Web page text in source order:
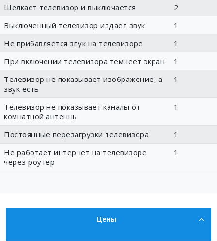
Щелкает телевизор и выключается
2
Выключенный телевизор издает звук
1
Не прибавляется звук на телевизоре
1
При включении телевизора темнеет экран
1
Телевизор не показывает изображение, а
звук есть
1
Телевизор не показывает каналы от
комнатной антенны
1
Постоянные перезагрузки телевизора
1
Не работает интернет на телевизоре
через роутер
1
Цены